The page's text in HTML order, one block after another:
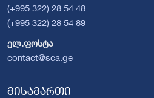
(+995 322) 28 54 48
(+995 322) 28 54 89
ელ.ფოსტა
contact@sca.ge
მისამართი